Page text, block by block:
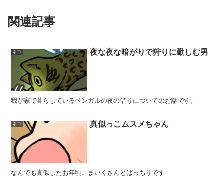
関連記事
ネコ 夜な夜な暗がりで狩りに勤しむ男
我が家で暮らしているベンガルの夜の借りについてのお話です。
ネコ 真似っこムスメちゃん
なんでも真似したお年頃、まいくさんとばっちりです